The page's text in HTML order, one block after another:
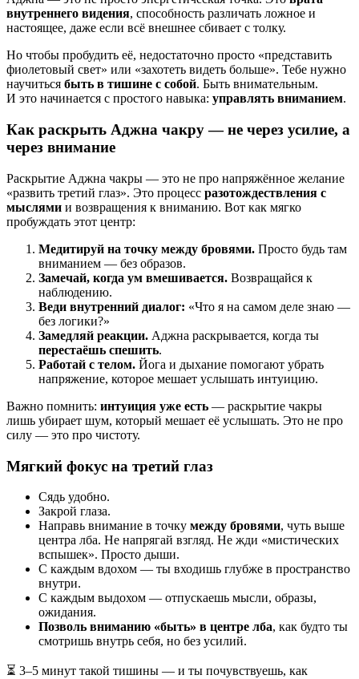
внутреннего видения, способность различать ложное и
настоящее, даже если всё внешнее сбивает с толку.
Но чтобы пробудить её, недостаточно просто «представить
фиолетовый свет» или «захотеть видеть больше». Тебе нужно
научиться быть в тишине с собой. Быть внимательным.
И это начинается с простого навыка: управлять вниманием.
Как раскрыть Аджна чакру — не через усилие, а
через внимание
Раскрытие Аджна чакры — это не про напряжённое желание
«развить третий глаз». Это процесс разотождествления с
мыслями и возвращения к вниманию. Вот как мягко
пробуждать этот центр:
Медитируй на точку между бровями. Просто будь там
вниманием — без образов.
Замечай, когда ум вмешивается. Возвращайся к
наблюдению.
Веди внутренний диалог: «Что я на самом деле знаю —
без логики?»
Замедляй реакции. Аджна раскрывается, когда ты
перестаёшь спешить.
Работай с телом. Йога и дыхание помогают убрать
напряжение, которое мешает услышать интуицию.
Важно помнить: интуиция уже есть — раскрытие чакры
лишь убирает шум, который мешает её услышать. Это не про
силу — это про чистоту.
Мягкий фокус на третий глаз
Сядь удобно.
Закрой глаза.
Направь внимание в точку между бровями, чуть выше
центра лба. Не напрягай взгляд. Не жди «мистических
вспышек». Просто дыши.
С каждым вдохом — ты входишь глубже в пространство
внутри.
С каждым выдохом — отпускаешь мысли, образы,
ожидания.
Позволь вниманию «быть» в центре лба, как будто ты
смотришь внутрь себя, но без усилий.
⏳ 3–5 минут такой тишины — и ты почувствуешь, как